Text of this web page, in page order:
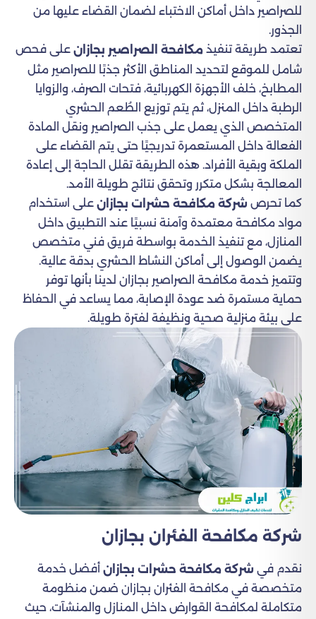
للصراصير داخل أماكن الاختباء لضمان القضاء عليها من
الجذور.
تعتمد طريقة تنفيذ مكافحة الصراصير بجازان على فحص
شامل للموقع لتحديد المناطق الأكثر جذبًا للصراصير مثل
المطابخ، خلف الأجهزة الكهربائية، فتحات الصرف، والزوايا
الرطبة داخل المنزل، ثم يتم توزيع الطُعم الحشري
المتخصص الذي يعمل على جذب الصراصير ونقل المادة
الفعالة داخل المستعمرة تدريجيًا حتى يتم القضاء على
الملكة وبقية الأفراد. هذه الطريقة تقلل الحاجة إلى إعادة
المعالجة بشكل متكرر وتحقق نتائج طويلة الأمد.
كما تحرص شركة مكافحة حشرات بجازان على استخدام
مواد مكافحة معتمدة وآمنة نسبيًا عند التطبيق داخل
المنازل، مع تنفيذ الخدمة بواسطة فريق فني متخصص
يضمن الوصول إلى أماكن النشاط الحشري بدقة عالية.
وتتميز خدمة مكافحة الصراصير بجازان لدينا بأنها توفر
حماية مستمرة ضد عودة الإصابة، مما يساعد في الحفاظ
على بيئة منزلية صحية ونظيفة لفترة طويلة.
شركة مكافحة الفئران بجازان
نقدم في شركة مكافحة حشرات بجازان أفضل خدمة
متخصصة في مكافحة الفئران بجازان ضمن منظومة
متكاملة لمكافحة القوارض داخل المنازل والمنشآت، حيث